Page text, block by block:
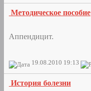
Методическое пособие
Аппендицит.
19.08.2010 19:13
История болезни